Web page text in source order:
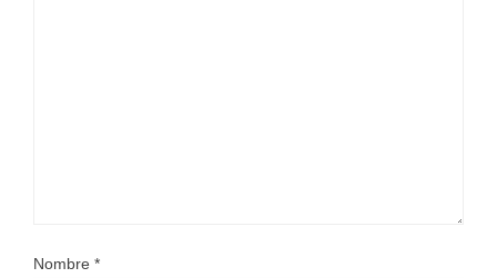
Nombre *